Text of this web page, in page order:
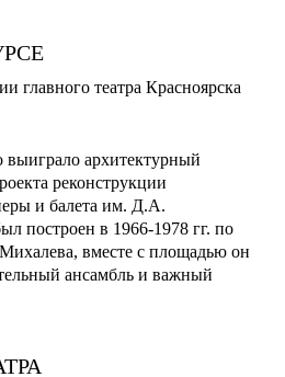
главного театра Красноярска
выиграло архитектурный
реконструкции
и балета им. Д.А.
построен в 1966-1978 гг. по
вместе с площадью он
ансамбль и важный